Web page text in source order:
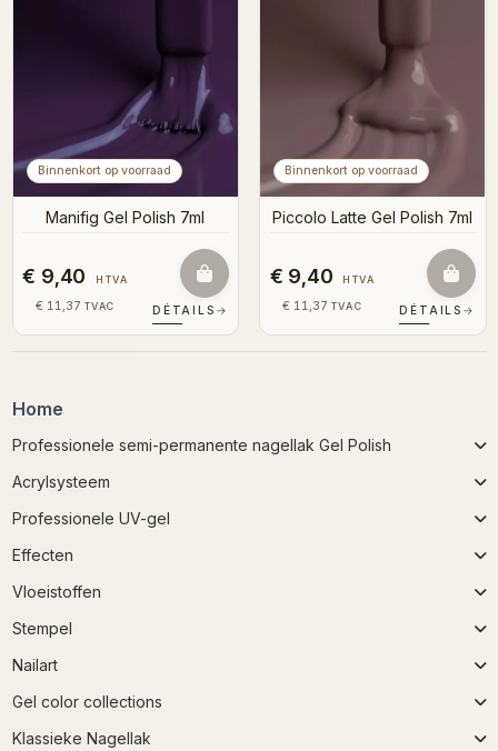
Binnenkort op voorraad
Manifig Gel Polish 7ml
€ 9,40 HTVA
€ 11,37 TVAC DÉTAILS →
Binnenkort op voorraad
Piccolo Latte Gel Polish 7ml
€ 9,40 HTVA
€ 11,37 TVAC DÉTAILS →
Home
Professionele semi-permanente nagellak Gel Polish
Acrylsysteem
Professionele UV-gel
Effecten
Vloeistoffen
Stempel
Nailart
Gel color collections
Klassieke Nagellak